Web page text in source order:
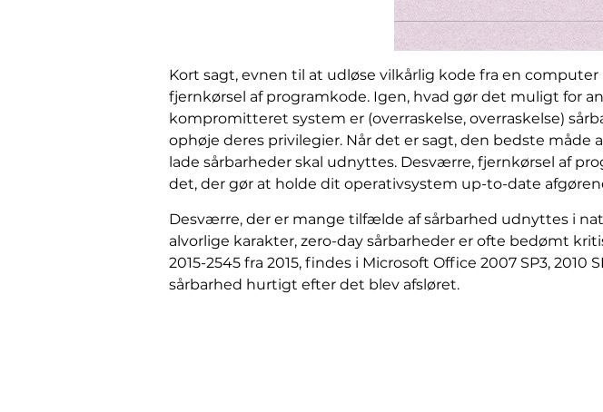
Kort sagt, evnen til at udløse vilkårlig kode fra en
fjernkørsel af programkode. Igen, hvad gør det muligt for
kompromitteret system er (overraskelse, overraskelse)
ophøje deres privilegier. Når det er sagt, den bedste
lade sårbarheder skal udnyttes. Desværre, fjernkørsel af
det, der gør at holde dit operativsystem up-to-date
Desværre, der er mange tilfælde af sårbarhed udnyttes i
alvorlige karakter, zero-day sårbarheder er ofte bedømt
2015-2545 fra 2015, findes i Microsoft Office 2007 SP3, 2010
sårbarhed hurtigt efter det blev afsløret.